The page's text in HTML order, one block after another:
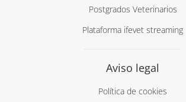
Postgrados Veterinarios
Plataforma ifevet streaming
Aviso legal
Política de cookies